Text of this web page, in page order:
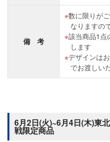
備 考
数に限りが
なりますの
該当商品1点
します
デザインは
でお渡しい
6月2日(火)~6月4日(木)東
戦限定商品